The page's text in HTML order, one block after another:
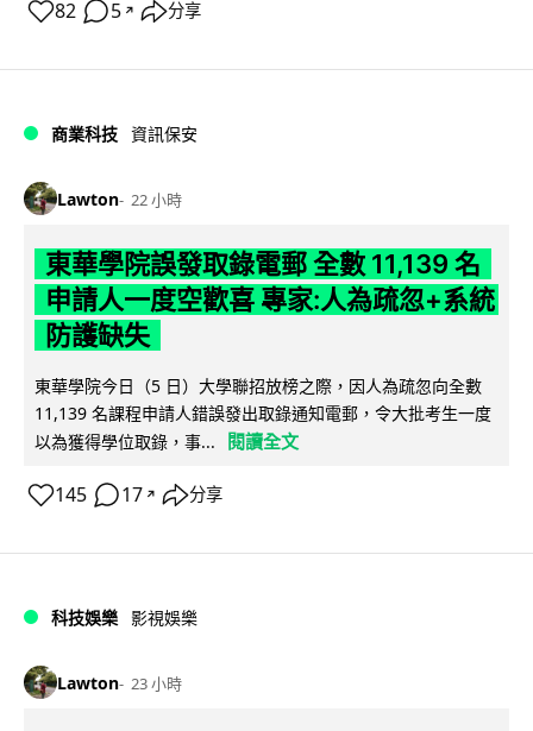
82 5 ↗ 分享
商業科技 資訊保安
Lawton 22 小時
東華學院誤發取錄電郵 全數 11,139 名
申請人一度空歡喜 專家:人為疏忽+系統
防護缺失
東華學院今日（5 日）大學聯招放榜之際，因人為疏忽向全數
11,139 名課程申請人錯誤發出取錄通知電郵，令大批考生一度
以為獲得學位取錄，事...
閱讀全文
145 17 ↗ 分享
科技娛樂 影視娛樂
Lawton 23 小時